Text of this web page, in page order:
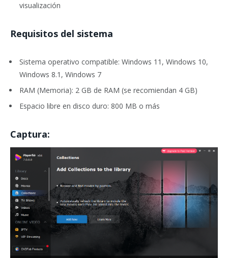
visualización
Requisitos del sistema
Sistema operativo compatible: Windows 11, Windows 10,
Windows 8.1, Windows 7
RAM (Memoria): 2 GB de RAM (se recomiendan 4 GB)
Espacio libre en disco duro: 800 MB o más
Captura: